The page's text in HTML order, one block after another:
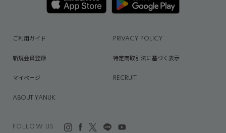
FOLLOW US
ご利用ガイド PRIVACY POLICY
新規会員登録 特定商取引法に基づく表示
マイページ RECRUIT
ABOUT YANUK